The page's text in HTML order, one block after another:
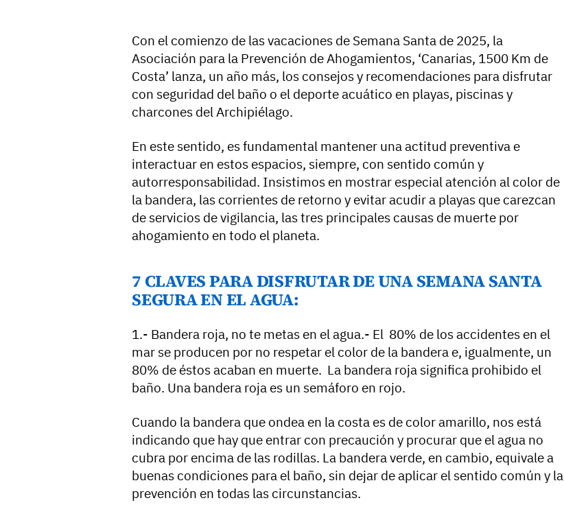
Con el comienzo de las vacaciones de Semana Santa de 2025, la
Asociación para la Prevención de Ahogamientos, ‘Canarias, 1500 Km de
Costa’ lanza, un año más, los consejos y recomendaciones para disfrutar
con seguridad del baño o el deporte acuático en playas, piscinas y
charcones del Archipiélago.
En este sentido, es fundamental mantener una actitud preventiva e
interactuar en estos espacios, siempre, con sentido común y
autorresponsabilidad. Insistimos en mostrar especial atención al color de
la bandera, las corrientes de retorno y evitar acudir a playas que carezcan
de servicios de vigilancia, las tres principales causas de muerte por
ahogamiento en todo el planeta.
7 CLAVES PARA DISFRUTAR DE UNA SEMANA SANTA
SEGURA EN EL AGUA:
1.- Bandera roja, no te metas en el agua.- El 80% de los accidentes en el
mar se producen por no respetar el color de la bandera e, igualmente, un
80% de éstos acaban en muerte. La bandera roja significa prohibido el
baño. Una bandera roja es un semáforo en rojo.
Cuando la bandera que ondea en la costa es de color amarillo, nos está
indicando que hay que entrar con precaución y procurar que el agua no
cubra por encima de las rodillas. La bandera verde, en cambio, equivale a
buenas condiciones para el baño, sin dejar de aplicar el sentido común y la
prevención en todas las circunstancias.